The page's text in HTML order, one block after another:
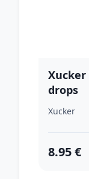
drops
Xucker
8.95 €